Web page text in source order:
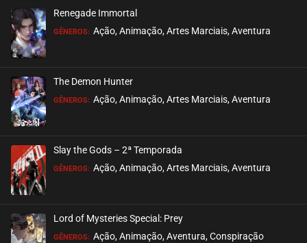
Renegade Immortal
GÊNEROS: Ação, Animação, Artes Marciais, Aventura
The Demon Hunter
GÊNEROS: Ação, Animação, Artes Marciais, Aventura
Slay the Gods – 2ª Temporada
GÊNEROS: Ação, Animação, Artes Marciais, Aventura
Lord of Mysteries Special: Prey
GÊNEROS: Ação, Animação, Aventura, Conspiração